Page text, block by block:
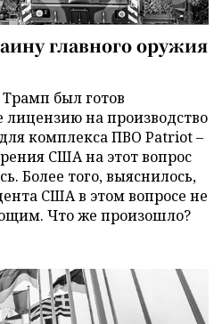
главного оружия
был готов
лицензию на производство
комплекса ПВО Patriot –
США на этот вопрос
Более того, выяснилось,
США в этом вопросе не
Что же произошло?